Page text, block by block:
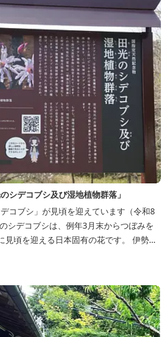
シデコブシ及び湿地植物群落」
コブシ」が見頃を迎えています（令和8
見頃を迎える日本固有の花です。 伊勢湾
シデコブシは、三重県内ではいなべ市、
勢地方に見られ これらの自生地は日本に